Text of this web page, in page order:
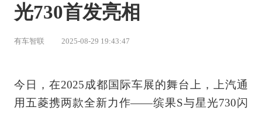
光730首发亮相
有车智联 2025-08-29 19:43:47
今日，在2025成都国际车展的舞台上，上汽通
用五菱携两款全新力作——缤果S与星光730闪